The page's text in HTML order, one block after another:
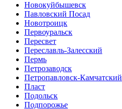
Новокуйбышевск
Павловский Посад
Новотроицк
Первоуральск
Пересвет
Переславль-Залесский
Пермь
Петрозаводск
Петропавловск-Камчатский
Пласт
Подольск
Подпорожье